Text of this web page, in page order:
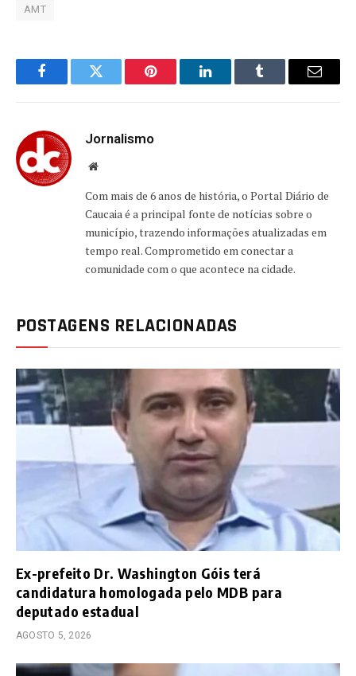
AMT
FacebookTwitter Pinterest LinkedInTumblr Email
Jornalismo
Website
Com mais de 6 anos de história, o Portal Diário de
Caucaia é a principal fonte de notícias sobre o
município, trazendo informações atualizadas em
tempo real. Comprometido em conectar a
comunidade com o que acontece na cidade.
POSTAGENS RELACIONADAS
Ex-prefeito Dr. Washington Góis terá
candidatura homologada pelo MDB para
deputado estadual
AGOSTO 5, 2026